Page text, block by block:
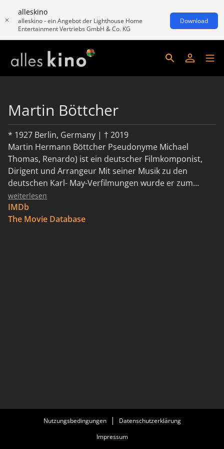
alleskino
alleskino - ein Angebot der Lighthouse Home
Entertainment Vertriebs GmbH & Co. KG
Download
Martin Böttcher
* 1927 Berlin, Germany | † 2019
Martin Hermann Böttcher Pseudonyme Michael
Thomas, Renardo) ist ein deutscher Filmkomponist,
Dirigent und Arrangeur Mit seiner Musik zu den
deutschen Karl- May-Verfilmungen wurde er zum
erfolgreichsten deutschen Filmkomponisten
weiterlesen
IMDb
The Movie Database
Nutzungsbedingungen
Datenschutzerklärung
Impressum